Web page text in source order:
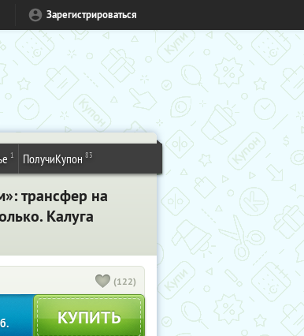
Зарегистрироваться
1 ПолучиКупон 83
трансфер на
Калуга
(122)